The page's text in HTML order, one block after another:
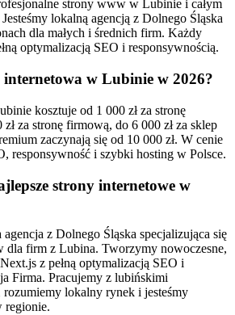
strony www w Lubinie i całym
lokalną agencją z Dolnego Śląska
dla małych i średnich firm. Każdy
optymalizacją SEO i responsywnością.
w Lubinie w 2026?
kosztuje od 1 000 zł za stronę
za stronę firmową, do 6 000 zł za sklep
zaczynają się od 10 000 zł. W cenie
responsywność i szybki hosting w Polsce.
strony internetowe w
z Dolnego Śląska specjalizująca się
firm z Lubina. Tworzymy nowoczesne,
z pełną optymalizacją SEO i
Firma. Pracujemy z lubińskimi
rozumiemy lokalny rynek i jesteśmy
regionie.